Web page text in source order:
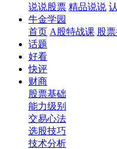
说说股票 精品说说
牛金学园
首页 A股特战课 股
话题
好看
快评
财商
股票基础
能力级别
交易心法
选股技巧
技术分析